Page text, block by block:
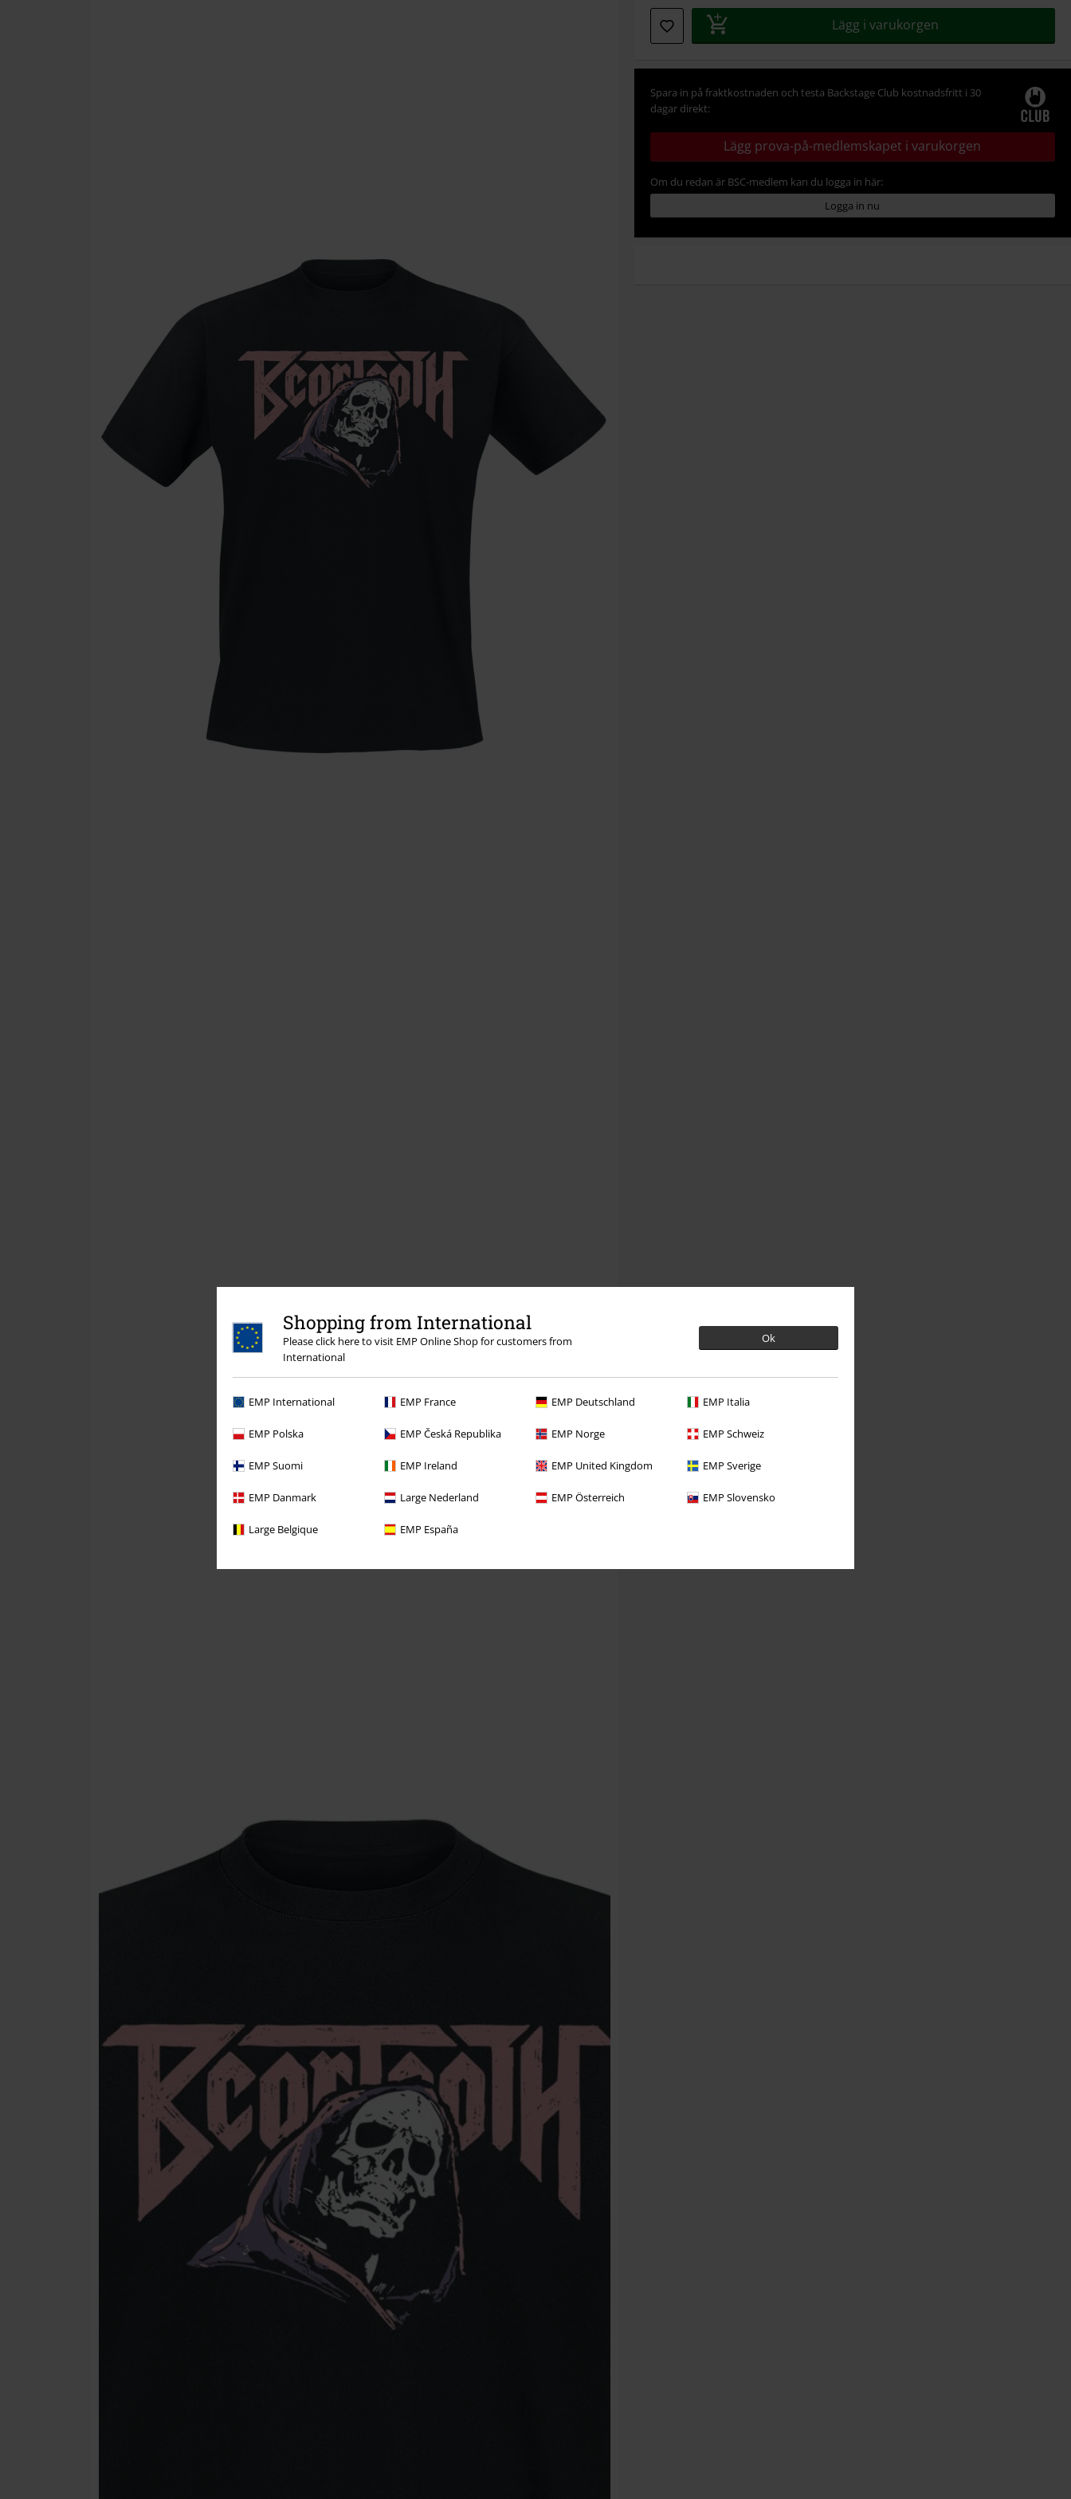
Shopping from International
Please click here to visit EMP Online Shop for customers from
International
Ok
EMP International EMP France EMP Deutschland EMP Italia
EMP Polska EMP Česká Republika EMP Norge EMP Schweiz
EMP Suomi EMP Ireland EMP United Kingdom EMP Sverige
EMP Danmark Large Nederland EMP Österreich EMP Slovensko
Large Belgique EMP España
Lägg i varukorgen
Spara in på fraktkostnaden och testa Backstage Club kostnadsfritt i 30
dagar direkt:
Lägg prova-på-medlemskapet i varukorgen
Om du redan är BSC-medlem kan du logga in här:
Logga in nu